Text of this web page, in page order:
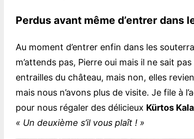
Perdus avant même d’entrer dans
Au moment d’entrer enfin dans les
m’attends pas, Pierre oui mais il ne sait
entrailles du château, mais non, elles
mais nous n’avons plus de visite. Je file à
pour nous régaler des délicieux Kürtos
« Un deuxième s’il vous plaît ! »